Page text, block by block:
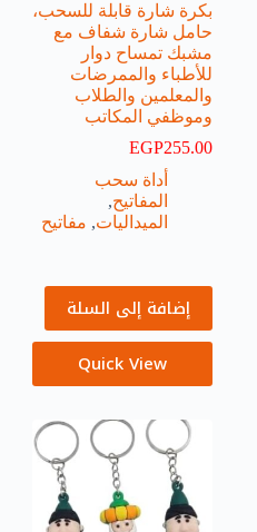
بكرة شارة قابلة للسحب،
حامل شارة شفاف مع
مشبك تمساح دوار
للأطباء والممرضات
والمعلمين والطلاب
وموظفي المكاتب
EGP255.00
أداة سحب
المفاتيح,
الميداليات, مفاتيح
إضافة إلى السلة
Quick View